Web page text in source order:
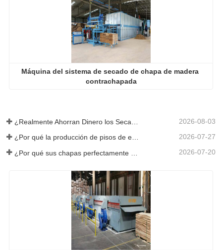
Máquina del sistema de secado de chapa de madera
contrachapada
2026-08-03
¿Por qué la producción de pisos de eucalipto necesita un secador de chapas? 2026-07-27
2026-07-20